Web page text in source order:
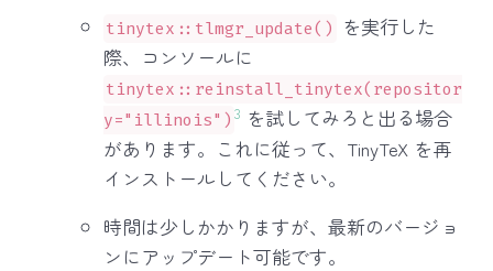
tinytex::tlmgr_update() を実行した
際、コンソールに
tinytex::reinstall_tinytex(repositor
y="illinois") 3 を試してみろと出る場合
があります。これに従って、TinyTeX を再
インストールしてください。
時間は少しかかりますが、最新のバージョ
ンにアップデート可能です。